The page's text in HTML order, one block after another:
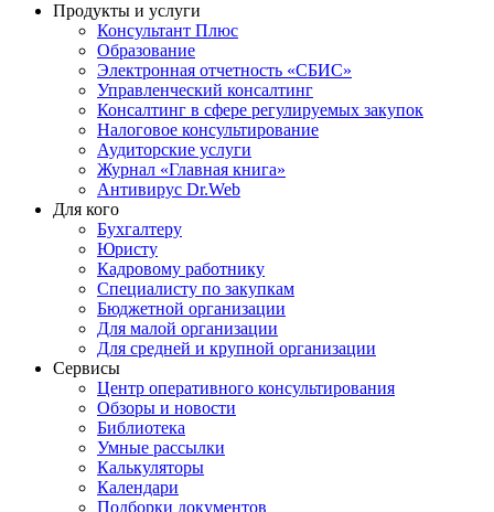
Продукты и услуги
Консультант Плюс
Образование
Электронная отчетность «СБИС»
Управленческий консалтинг
Консалтинг в сфере регулируемых закупок
Налоговое консультирование
Аудиторские услуги
Журнал «Главная книга»
Антивирус Dr.Web
Для кого
Бухгалтеру
Юристу
Кадровому работнику
Специалисту по закупкам
Бюджетной организации
Для малой организации
Для средней и крупной организации
Сервисы
Центр оперативного консультирования
Обзоры и новости
Библиотека
Умные рассылки
Калькуляторы
Календари
Подборки документов